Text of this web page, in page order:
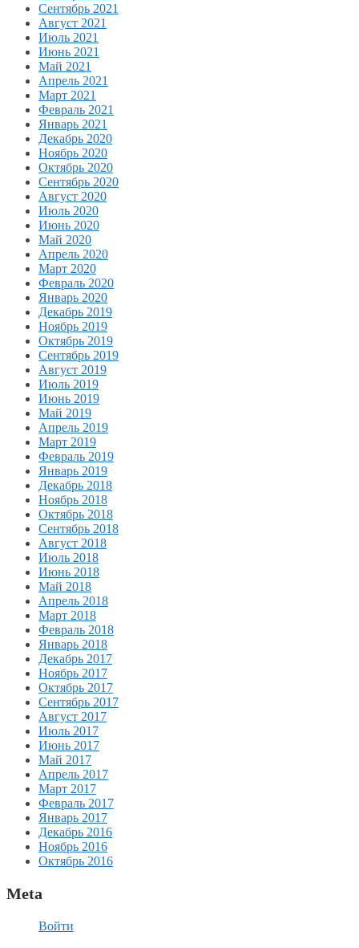
Сентябрь 2021
Август 2021
Июль 2021
Июнь 2021
Май 2021
Апрель 2021
Март 2021
Февраль 2021
Январь 2021
Декабрь 2020
Ноябрь 2020
Октябрь 2020
Сентябрь 2020
Август 2020
Июль 2020
Июнь 2020
Май 2020
Апрель 2020
Март 2020
Февраль 2020
Январь 2020
Декабрь 2019
Ноябрь 2019
Октябрь 2019
Сентябрь 2019
Август 2019
Июль 2019
Июнь 2019
Май 2019
Апрель 2019
Март 2019
Февраль 2019
Январь 2019
Декабрь 2018
Ноябрь 2018
Октябрь 2018
Сентябрь 2018
Август 2018
Июль 2018
Июнь 2018
Май 2018
Апрель 2018
Март 2018
Февраль 2018
Январь 2018
Декабрь 2017
Ноябрь 2017
Октябрь 2017
Сентябрь 2017
Август 2017
Июль 2017
Июнь 2017
Май 2017
Апрель 2017
Март 2017
Февраль 2017
Январь 2017
Декабрь 2016
Ноябрь 2016
Октябрь 2016
Meta
Войти